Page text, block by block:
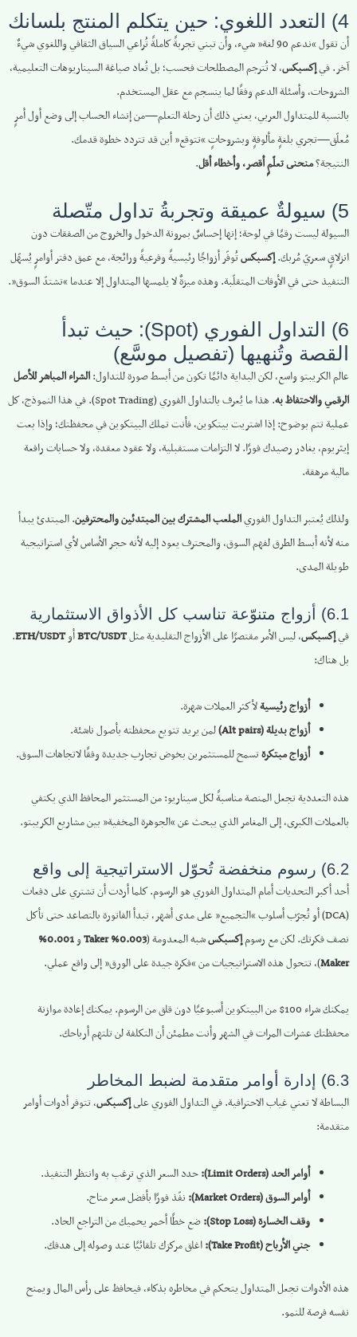
4) التعدد اللغوي: حين يتكلم المنتج بلسانك
أن تقول “ندعم 90 لغة” شيء، وأن تبني تجربةً كاملةً تُراعي السياق الثقافي واللغوي شيءٌ
آخر. فيإكسبكس، لا تُترجم المصطلحات فحسب؛ بل تُعاد صياغة السيناريوهات التعليمية،
الشروحات، وأسئلة الدعم وفقًا لما ينسجم مع عقل المستخدم.
بالنسبة للمتداول العربي، يعني ذلك أن رحلة التعلم—من إنشاء الحساب إلى وضع أول أمرٍ
مُعلّق—تجري بلغةٍ مألوفةٍ وبشروحاتٍ “تتوقع” أين قد تتردد خطوة قدمك.
النتيجة؟منحنى تعلّمٍ أقصر، وأخطاء أقل.
5) سيولةٌ عميقة وتجربةُ تداول متّصلة
السيولة ليست رقمًا في لوحة؛ إنها إحساسٌ بمرونة الدخول والخروج من الصفقات دون
انزلاقٍ سعريّ مُربك.إكسبكستُوفّر أزواجًا رئيسيةً وفرعيةً ورائجة، مع عمق دفتر أوامرٍ يُسهّل
التنفيذ حتى في الأوقات المتقلّبة. وهذه ميزةٌ لا يلمسها المتداول إلا عندما “تشتدّ السوق”.
6) التداول الفوري (Spot): حيث تبدأ
القصة وتُنهيها (تفصيل موسَّع)
عالم الكريبتو واسع، لكن البداية دائمًا تكون من أبسط صورة للتداول:الشراء المباشر للأصل
الرقمي والاحتفاظ به
. هذا ما يُعرف بالتداول الفوري (Spot Trading). في هذا النموذج، كل
عملية تتم بوضوح: إذا اشتريت بيتكوين، فأنت تملك البيتكوين في محفظتك؛ وإذا بعت
إيثريوم، يغادر رصيدك فورًا. لا التزامات مستقبلية، ولا عقود معقدة، ولا حسابات رافعة
مالية مرهقة.
ولذلك يُعتبر التداول الفوريالملعب المشترك بين المبتدئين والمحترفين. المبتدئ يبدأ
منه لأنه أبسط الطرق لفهم السوق، والمحترف يعود إليه لأنه حجر الأساس لأي استراتيجية
طويلة المدى.
6.1) أزواج متنوّعة تناسب كل الأذواق الاستثمارية
فيإكسبكس، ليس الأمر مقتصرًا على الأزواج التقليدية مثلBTC/USDTأوETH/USDT
.
بل هناك:
أزواج رئيسيةلأكثر العملات شهرة.
أزواج بديلة (Alt pairs)
لمن يريد تنويع محفظته بأصول ناشئة.
أزواج مبتكرةتسمح للمستثمرين بخوض تجارب جديدة وفقًا لاتجاهات السوق.
هذه التعددية تجعل المنصة مناسبةً لكل سيناريو: من المستثمر المحافظ الذي يكتفي
بالعملات الكبرى، إلى المغامر الذي يبحث عن “الجوهرة المخفية” بين مشاريع الكريبتو.
6.2) رسوم منخفضة تُحوّل الاستراتيجية إلى واقع
أحد أكبر التحديات أمام المتداول الفوري هو الرسوم. كلما أردت أن تشتري على دفعات
(DCA) أو تُجرّب أسلوب “التجميع” على مدى أشهر، تبدأ الفاتورة بالتصاعد حتى تأكل
نصف فكرتك. لكن مع رسومإكسبكسشبه المعدومة (0.003% Taker و
0.001%
Maker)، تتحول هذه الاستراتيجيات من “فكرة جيدة على الورق” إلى واقع عملي.
يمكنك شراء 100$ من البيتكوين أسبوعيًا دون قلق من الرسوم. يمكنك إعادة موازنة
محفظتك عشرات المرات في الشهر وأنت مطمئن أن التكلفة لن تلتهم أرباحك.
6.3) إدارة أوامر متقدمة لضبط المخاطر
البساطة لا تعني غياب الاحترافية. في التداول الفوري علىإكسبكس، تتوفر أدوات أوامر
متقدمة:
أوامر الحد (Limit Orders):
حدد السعر الذي ترغب به وانتظر التنفيذ.
أوامر السوق (Market Orders):
نفّذ فورًا بأفضل سعر متاح.
وقف الخسارة (Stop Loss):
ضع خطًا أحمر يحميك من التراجع الحاد.
جني الأرباح (Take Profit):
اغلق مركزك تلقائيًا عند وصوله إلى هدفك.
هذه الأدوات تجعل المتداول يتحكم في مخاطره بذكاء، فيحافظ على رأس المال ويمنح
نفسه فرصة للنمو.